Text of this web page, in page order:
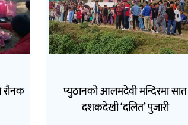
रौनक
प्युठानको आलमदेवी मन्दिरमा सात
दशकदेखी ‘दलित’ पुजारी